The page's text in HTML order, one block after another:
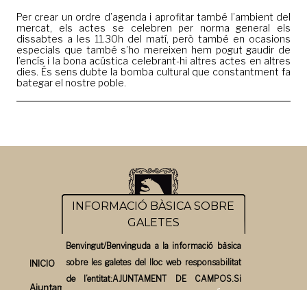
Per crear un ordre d’agenda i aprofitar també l’ambient del
mercat, els actes se celebren per norma general els
dissabtes a les 11.30h del matí, però també en ocasions
especials que també s’ho mereixen hem pogut gaudir de
l’encís i la bona acústica celebrant-hi altres actes en altres
dies. És sens dubte la bomba cultural que constantment fa
bategar el nostre poble.
INICIO
Ajuntament
INFORMACIÓ BÀSICA SOBRE
GALETES
Benvingut/Benvinguda a la informació bàsica
sobre les galetes del lloc web responsabilitat
de l’entitat:AJUNTAMENT DE CAMPOS.Si